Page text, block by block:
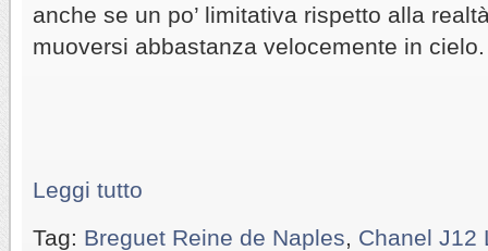
anche se un po’ limitativa rispetto alla
muoversi abbastanza velocemente in cielo.
Leggi tutto
Tag: Breguet Reine de Naples
Chanel J12